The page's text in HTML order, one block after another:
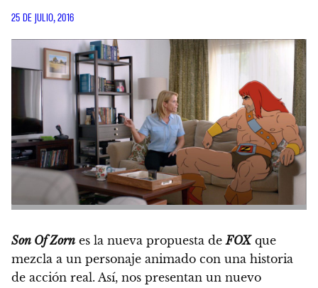
25 DE JULIO, 2016
Son Of Zorn es la nueva propuesta deFOXque
mezcla a un personaje animado con una historia
de acción real. Así, nos presentan un nuevo